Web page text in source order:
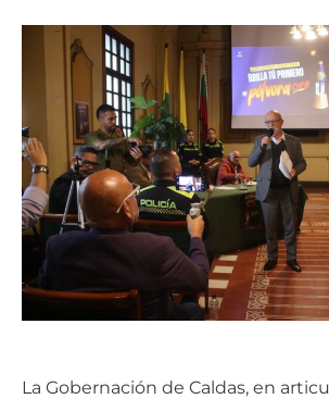
La Gobernación de Caldas, en